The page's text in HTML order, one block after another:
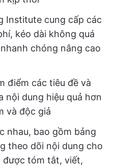
Institute cung cấp các
kéo dài không quá
chóng nâng cao
điểm các tiêu đề và
nội dung hiệu quả hơn
và độc giả
nhau, bao gồm bảng
theo dõi nội dung cho
được tóm tắt, viết,